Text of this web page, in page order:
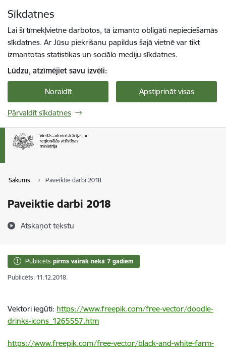
Sīkdatnes
Lai šī tīmekļvietne darbotos, tā izmanto obligāti nepieciešamās
sīkdatnes. Ar Jūsu piekrišanu papildus šajā vietnē var tikt
izmantotas statistikas un sociālo mediju sīkdatnes.
Lūdzu, atzīmējiet savu izvēli:
Noraidīt Apstiprināt visas
Pārvaldīt sīkdatnes
Sākums Paveiktie darbi 2018
Paveiktie darbi 2018
Atskaņot tekstu
Publicēts pirms vairāk nekā 7 gadiem
Publicēts: 11.12.2018.
Vektori iegūti: https://www.freepik.com/free-vector/doodle-
drinks-icons_1265557.htm
https://www.freepik.com/free-vector/black-and-white-farm-